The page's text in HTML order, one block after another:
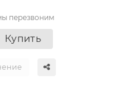
перезвоним
Купить